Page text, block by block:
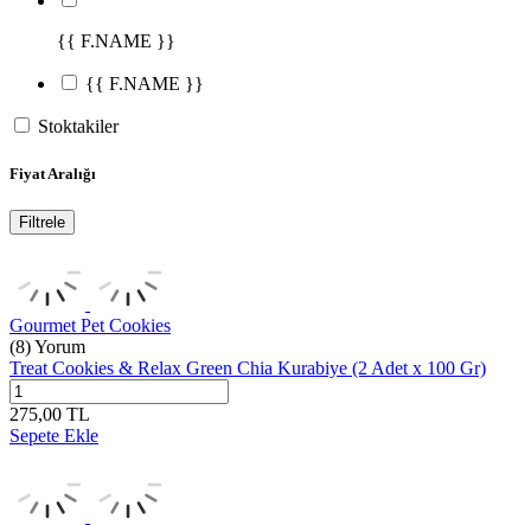
{{ F.NAME }}
{{ F.NAME }}
Stoktakiler
Fiyat Aralığı
Filtrele
Gourmet Pet Cookies
(8) Yorum
Treat Cookies & Relax Green Chia Kurabiye (2 Adet x 100 Gr)
275,00 TL
Sepete Ekle